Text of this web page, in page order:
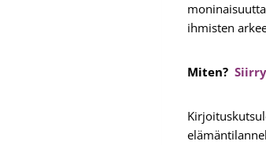
ihmisten
Miten?